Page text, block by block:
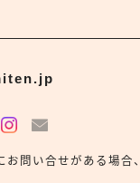
問い合せがある場合